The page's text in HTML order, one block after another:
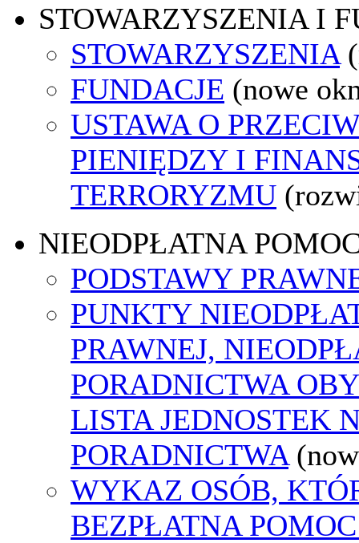
STOWARZYSZENIA I
STOWARZYSZENIA
FUNDACJE (nowe
USTAWA O
PIENIĘDZY I
TERRORYZMU
NIEODPŁATNA
PODSTAWY
PUNKTY
PRAWNEJ,
PORADNICTWA
LISTA JEDNOSTEK
PORADNICTWA
WYKAZ OSÓB,
BEZPŁATNA